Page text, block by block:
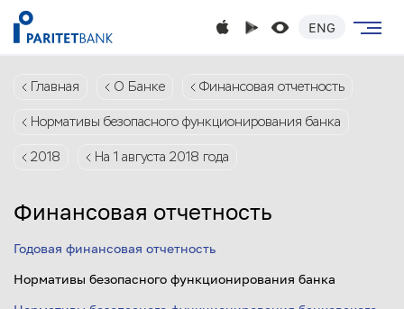
ENG
Главная О Банке Финансовая отчетность
Нормативы безопасного функционирования банка
2018 На 1 августа 2018 года
Финансовая отчетность
Годовая финансовая отчетность
Нормативы безопасного функционирования банка